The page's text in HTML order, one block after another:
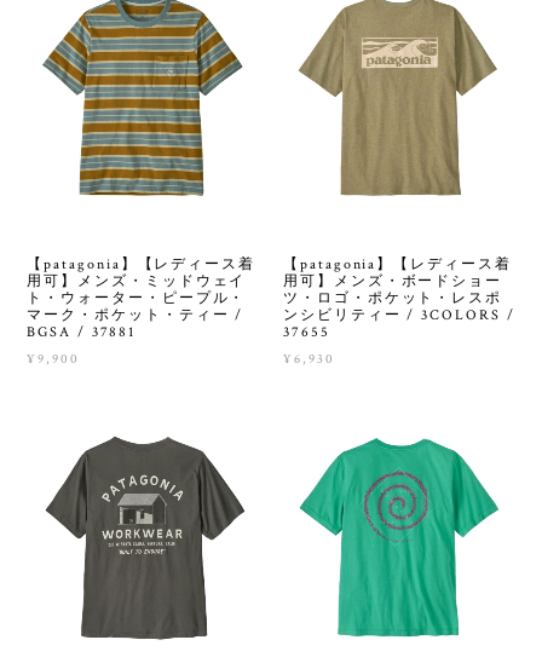
【patagonia】【レディース着
用可】メンズ・ミッドウェイ
ト・ウォーター・ピープル・
マーク・ポケット・ティー /
BGSA / 37881
¥9,900
【patagonia】【レディース着
用可】メンズ・ボードショー
ツ・ロゴ・ポケット・レスポ
ンシビリティー / 3COLORS /
37655
¥6,930